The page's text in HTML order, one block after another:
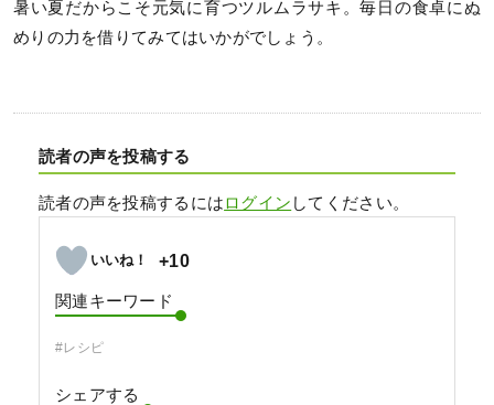
暑い夏だからこそ元気に育つツルムラサキ。毎日の食卓にぬ
めりの力を借りてみてはいかがでしょう。
読者の声を投稿する
読者の声を投稿するにはログイン してください。
+10
関連キーワード
#レシピ
シェアする